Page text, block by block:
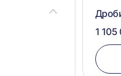
1 105